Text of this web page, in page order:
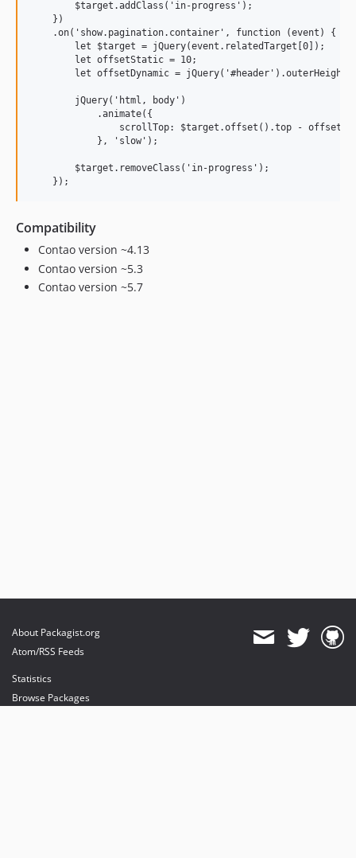
        $target.addClass('in-progress');
    })
    .on('show.pagination.container', function (event) {
        let $target = jQuery(event.relatedTarget[0]);
        let offsetStatic = 10;
let offsetDynamic =
        jQuery('html, body')
            .animate({
scrollTop: $target.offset().top -
            }, 'slow');
        $target.removeClass('in-progress');
Compatibility
Contao version ~4.13
Contao version ~5.3
Contao version ~5.7
About Packagist.org
Atom/RSS Feeds
Statistics
Browse Packages